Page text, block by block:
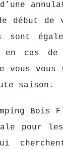
début de
sont
en cas de
vous vous
saison.
Bois
pour